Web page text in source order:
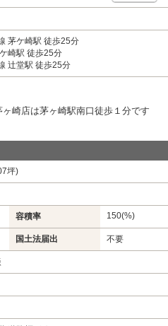
茅ケ崎駅 徒歩25分
崎駅 徒歩25分
辻堂駅 徒歩25分
崎店は茅ヶ崎駅南口徒歩１分です
坪)
容積率 150(%)
国土法届出 不要